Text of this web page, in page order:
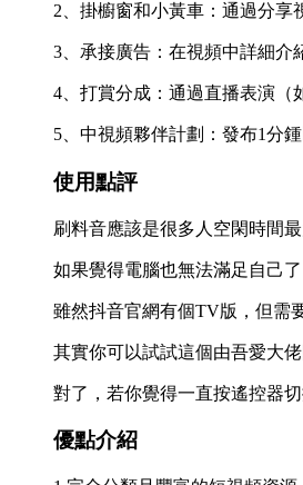
2、‌掛櫥窗和小黃車：通過分享
‌3、承接廣告‌：在視頻中詳細介
‌4、打賞分成‌：通過直播表演（
5、中視頻夥伴計劃‌：發布1分
使用點評
刷料音應該是很多人空閑時間
如果覺得電腦也無法滿足自己
雖然抖音官網有個TV版，但需
其實你可以試試這個由吾愛大
對了，若你覺得一直按遙控器
優點介紹